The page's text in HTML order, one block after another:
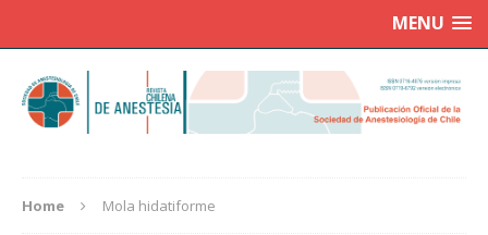
MENU
Home Mola hidatiforme